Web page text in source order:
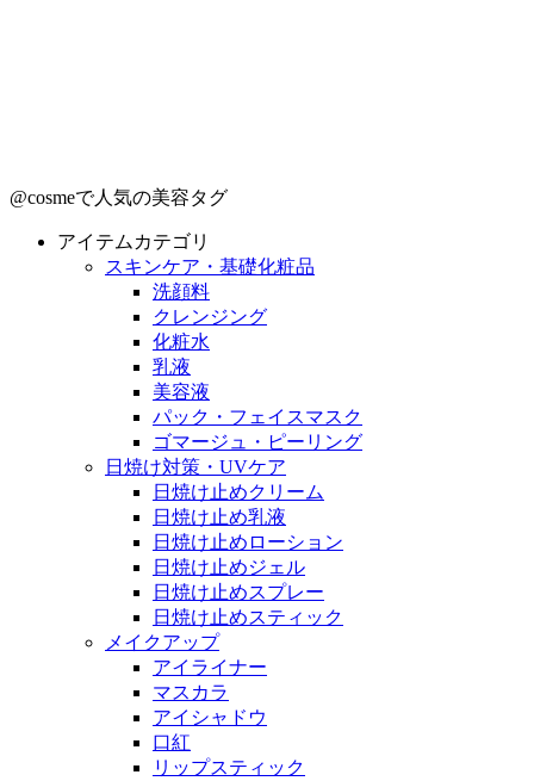
@cosmeで人気の美容タグ
アイテムカテゴリ
スキンケア・基礎化粧品
洗顔料
クレンジング
化粧水
乳液
美容液
パック・フェイスマスク
ゴマージュ・ピーリング
日焼け対策・UVケア
日焼け止めクリーム
日焼け止め乳液
日焼け止めローション
日焼け止めジェル
日焼け止めスプレー
日焼け止めスティック
メイクアップ
アイライナー
マスカラ
アイシャドウ
口紅
リップスティック